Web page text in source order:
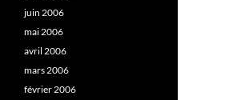
juin 2006
mai 2006
avril 2006
mars 2006
février 2006